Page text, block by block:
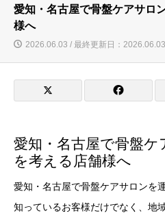
愛知・名古屋で骨盤ケアサロ
様へ
2026.06.03 / 最終更新日：2026.06.03
愛知・名古屋で骨盤
を考える店舗様へ
愛知・名古屋で骨盤ケアサロンを
知っているお客様だけでなく、地